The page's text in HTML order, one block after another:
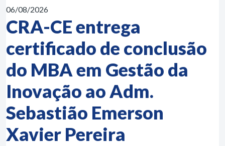
06/08/2026
CRA-CE entrega
certificado de conclusão
do MBA em Gestão da
Inovação ao Adm.
Sebastião Emerson
Xavier Pereira